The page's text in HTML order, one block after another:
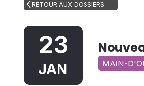
RETOUR AUX DOSSIERS
23
JAN MAIN-